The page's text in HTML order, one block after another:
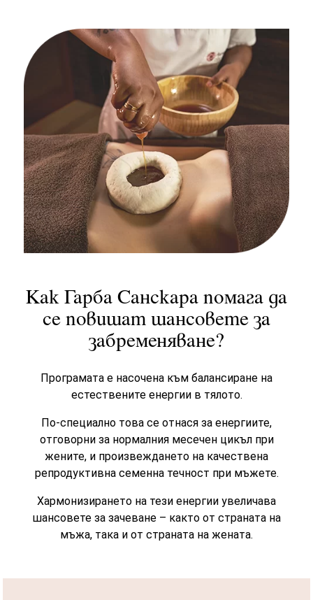
Как Гарба Санскара помага да
се повишат шансовете за
забременяване?
Програмата е насочена към балансиране на
естествените енергии в тялото.
По-специално това се отнася за енергиите,
отговорни за нормалния месечен цикъл при
жените, и произвеждането на качествена
репродуктивна семенна течност при мъжете.
Хармонизирането на тези енергии увеличава
шансовете за зачеване – както от страната на
мъжа, така и от страната на жената.